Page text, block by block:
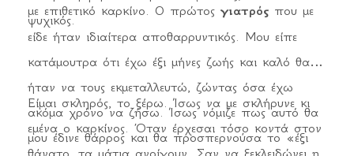
ψυχικός.
με επιθετικό καρκίνο. Ο πρώτος γιατρός που με
είδε ήταν ιδιαίτερα αποθαρρυντικός. Μου είπε
κατάμουτρα ότι έχω έξι μήνες ζωής και καλό θα
ήταν να τους εκμεταλλευτώ, ζώντας όσα έχω
ακόμα χρόνο να ζήσω. Ίσως νόμιζε πως αυτό θα
μου έδινε θάρρος και θα προσπερνούσα το «έξι
Είμαι σκληρός, το ξέρω. Ίσως να με σκλήρυνε κι
εμένα ο καρκίνος. Όταν έρχεσαι τόσο κοντά στον